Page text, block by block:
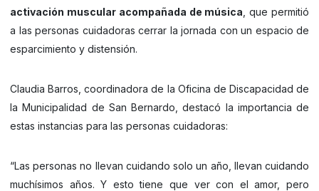
activación muscular acompañada de música , que permitió
a las personas cuidadoras cerrar la jornada con un espacio de
esparcimiento y distensión.
Claudia Barros, coordinadora de la Oficina de Discapacidad de
la Municipalidad de San Bernardo, destacó la importancia de
estas instancias para las personas cuidadoras:
“Las personas no llevan cuidando solo un año, llevan cuidando
muchísimos años. Y esto tiene que ver con el amor, pero